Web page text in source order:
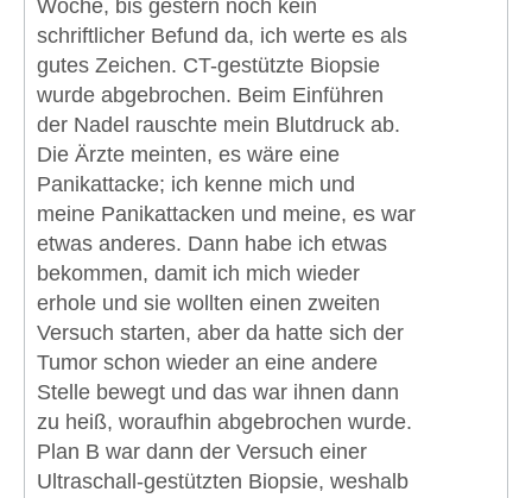
Woche, bis gestern noch kein
schriftlicher Befund da, ich werte es als
gutes Zeichen. CT-gestützte Biopsie
wurde abgebrochen. Beim Einführen
der Nadel rauschte mein Blutdruck ab.
Die Ärzte meinten, es wäre eine
Panikattacke; ich kenne mich und
meine Panikattacken und meine, es war
etwas anderes. Dann habe ich etwas
bekommen, damit ich mich wieder
erhole und sie wollten einen zweiten
Versuch starten, aber da hatte sich der
Tumor schon wieder an eine andere
Stelle bewegt und das war ihnen dann
zu heiß, woraufhin abgebrochen wurde.
Plan B war dann der Versuch einer
Ultraschall-gestützten Biopsie, weshalb